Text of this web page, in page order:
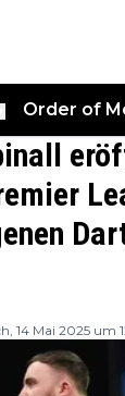
Order of
14 Mai 2025 um